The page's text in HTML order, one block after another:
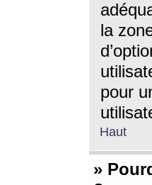
la
pour
Haut
»